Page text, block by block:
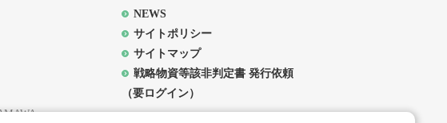
うえ、本サイト上に掲載された所定の手続を行う
NEWS
サイトポリシー
サイトマップ
戦略物資等該非判定書 発行依頼
（要ログイン）